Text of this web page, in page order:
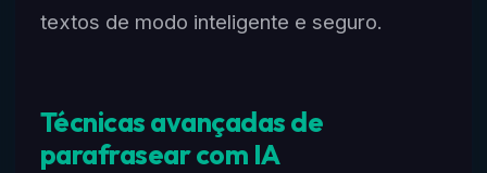
textos de modo inteligente e seguro.
Técnicas avançadas de
parafrasear com IA